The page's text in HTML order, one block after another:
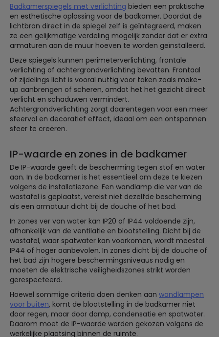
Badkamerspiegels met verlichting bieden een praktische
en esthetische oplossing voor de badkamer. Doordat de
lichtbron direct in de spiegel zelf is geïntegreerd, maken
ze een gelijkmatige verdeling mogelijk zonder dat er extra
armaturen aan de muur hoeven te worden geïnstalleerd.
Deze spiegels kunnen perimeterverlichting, frontale
verlichting of achtergrondverlichting bevatten. Frontaal
of zijdelings licht is vooral nuttig voor taken zoals make-
up aanbrengen of scheren, omdat het het gezicht direct
verlicht en schaduwen vermindert.
Achtergrondverlichting zorgt daarentegen voor een meer
sfeervol en decoratief effect, ideaal om een ontspannen
sfeer te creëren.
IP-waarde en zones in de badkamer
De IP-waarde geeft de bescherming tegen stof en water
aan. In de badkamer is het essentieel om deze te kiezen
volgens de installatiezone. Een wandlamp die ver van de
wastafel is geplaatst, vereist niet dezelfde bescherming
als een armatuur dicht bij de douche of het bad.
In zones ver van water kan IP20 of IP44 voldoende zijn,
afhankelijk van de ventilatie en blootstelling. Dicht bij de
wastafel, waar spatwater kan voorkomen, wordt meestal
IP44 of hoger aanbevolen. In zones dicht bij de douche of
het bad zijn hogere beschermingsniveaus nodig en
moeten de elektrische veiligheidszones strikt worden
gerespecteerd.
Hoewel sommige criteria doen denken aan wandlampen
voor buiten, komt de blootstelling in de badkamer niet
door regen, maar door damp, condensatie en spatwater.
Daarom moet de IP-waarde worden gekozen volgens de
werkelijke plaatsing binnen de ruimte.